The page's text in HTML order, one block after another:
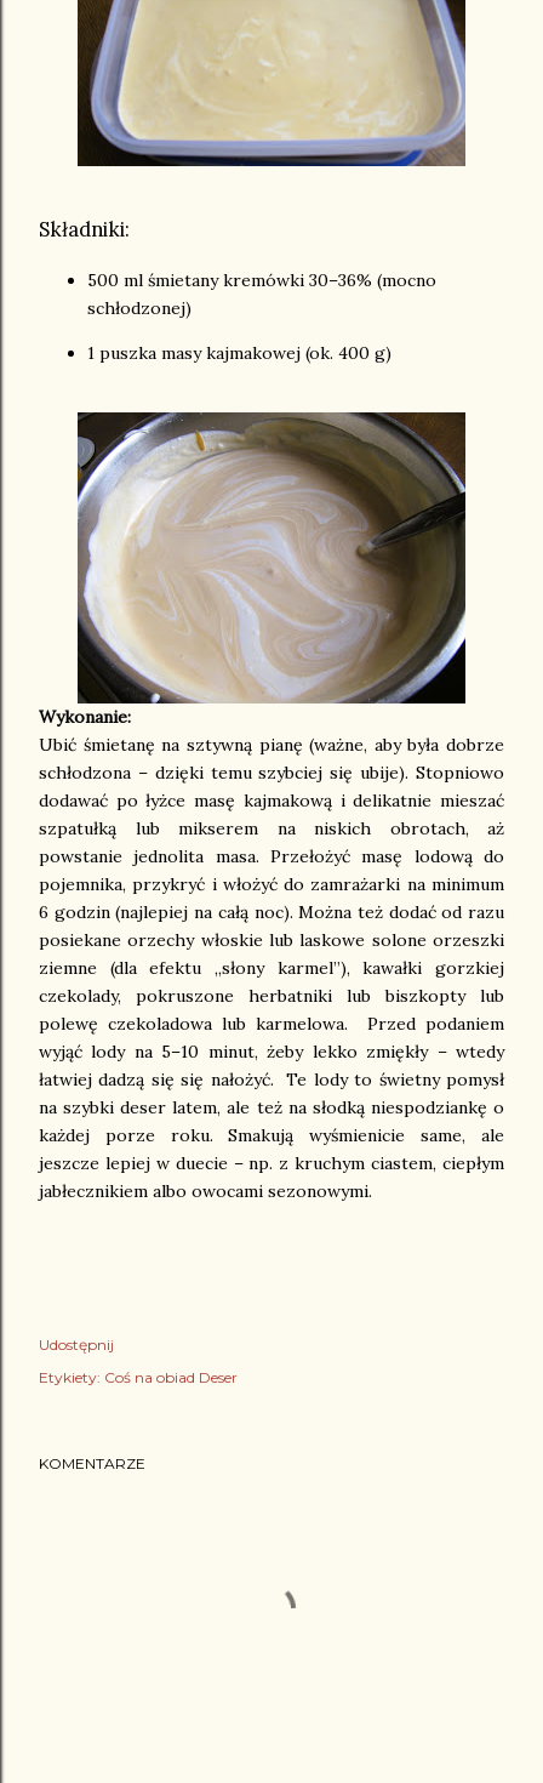
Składniki:
500 ml śmietany kremówki 30–36% (mocno
schłodzonej)
1 puszka masy kajmakowej (ok. 400 g)
Wykonanie:
Ubić śmietanę na sztywną pianę (ważne, aby była dobrze
schłodzona – dzięki temu szybciej się ubije). Stopniowo
dodawać po łyżce masę kajmakową i delikatnie mieszać
szpatułką lub mikserem na niskich obrotach, aż
powstanie jednolita masa. Przełożyć masę lodową do
pojemnika, przykryć i włożyć do zamrażarki na minimum
6 godzin (najlepiej na całą noc). Można też dodać od razu
posiekane orzechy włoskie lub laskowe solone orzeszki
ziemne (dla efektu „słony karmel”), kawałki gorzkiej
czekolady, pokruszone herbatniki lub biszkopty lub
polewę czekoladowa lub karmelowa. Przed podaniem
wyjąć lody na 5–10 minut, żeby lekko zmiękły – wtedy
łatwiej dadzą się się nałożyć. Te lody to świetny pomysł
na szybki deser latem, ale też na słodką niespodziankę o
każdej porze roku. Smakują wyśmienicie same, ale
jeszcze lepiej w duecie – np. z kruchym ciastem, ciepłym
jabłecznikiem albo owocami sezonowymi.
Udostępnij
Etykiety: Coś na obiad Deser
KOMENTARZE